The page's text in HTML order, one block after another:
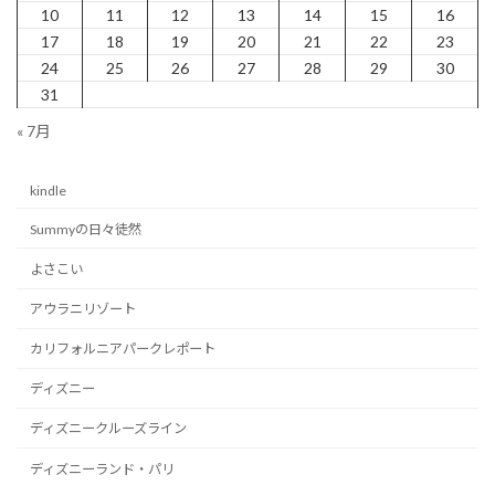
ジ
送
り
10
11 12 13 14 15
16
17
18 19 20 21 22
23
24
25 26 27 28 29
30
31
« 7月
kindle
Summyの日々徒然
よさこい
アウラニリゾート
カリフォルニアパークレポート
ディズニー
ディズニークルーズライン
ディズニーランド・パリ